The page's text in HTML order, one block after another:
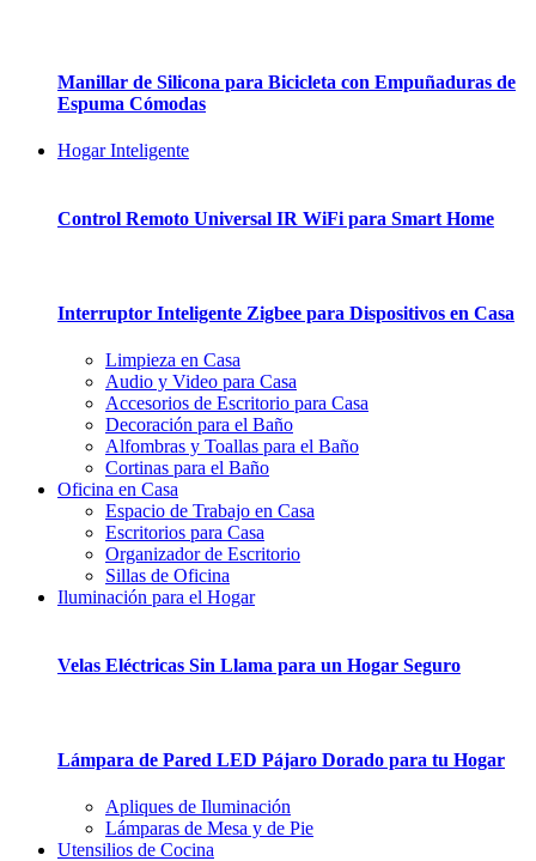
Manillar de Silicona para Bicicleta con Empuñaduras de
Espuma Cómodas
Hogar Inteligente
Control Remoto Universal IR WiFi para Smart Home
Interruptor Inteligente Zigbee para Dispositivos en Casa
Limpieza en Casa
Audio y Video para Casa
Accesorios de Escritorio para Casa
Decoración para el Baño
Alfombras y Toallas para el Baño
Cortinas para el Baño
Oficina en Casa
Espacio de Trabajo en Casa
Escritorios para Casa
Organizador de Escritorio
Sillas de Oficina
Iluminación para el Hogar
Velas Eléctricas Sin Llama para un Hogar Seguro
Lámpara de Pared LED Pájaro Dorado para tu Hogar
Apliques de Iluminación
Lámparas de Mesa y de Pie
Utensilios de Cocina